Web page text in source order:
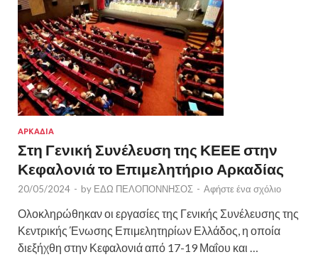
ΑΡΚΑΔΙΑ
Στη Γενική Συνέλευση της ΚΕΕΕ στην
Κεφαλονιά το Επιμελητήριο Αρκαδίας
20/05/2024 - by ΕΔΩ ΠΕΛΟΠΟΝΝΗΣΟΣ - Αφήστε ένα σχόλιο
Ολοκληρώθηκαν οι εργασίες της Γενικής Συνέλευσης της
Κεντρικής Ένωσης Επιμελητηρίων Ελλάδος, η οποία
διεξήχθη στην Κεφαλονιά από 17-19 Μαΐου και …